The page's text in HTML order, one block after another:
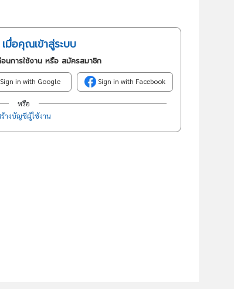
มื่อคุณเข้าสู่ระบบ
นการใช้งาน หรือ สมัครสมาชิก
Sign in with Google Sign in with Facebook
หรือ
างบัญชีผู้ใช้งาน